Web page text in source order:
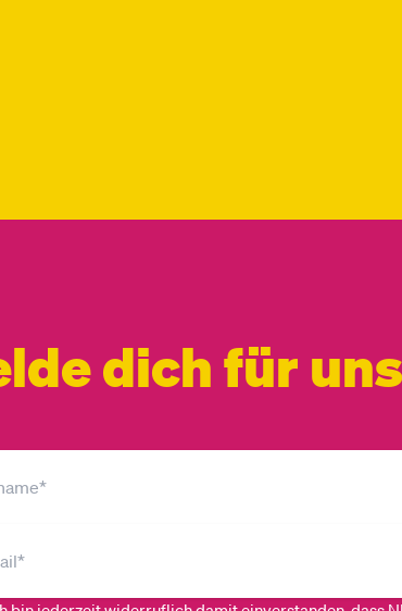
dich für